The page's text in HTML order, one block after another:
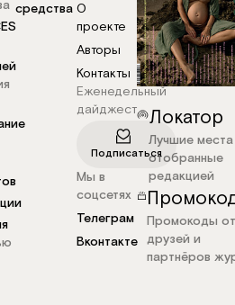
средства О
проекте
Авторы
Контакты
Еженедельный
дайджест
Подписаться
Мы в
соцсетях
Телеграм
Вконтакте
Локатор
Лучшие места
отобранные
редакцией
Промокоды
друзей и
партнёров